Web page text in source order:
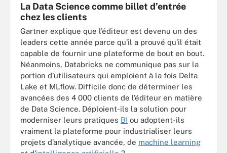
La Data Science comme billet d’entrée
chez les clients
Gartner explique que l’éditeur est devenu un des
leaders cette année parce qu’il a prouvé qu’il était
capable de fournir une plateforme de bout en bout.
Néanmoins, Databricks ne communique pas sur la
portion d’utilisateurs qui emploient à la fois Delta
Lake et MLflow. Difficile donc de déterminer les
avancées des 4 000 clients de l’éditeur en matière
de Data Science. Déploient-ils la solution pour
moderniser leurs pratiques BI ou adoptent-ils
vraiment la plateforme pour industrialiser leurs
projets d’analytique avancée, de machine learning